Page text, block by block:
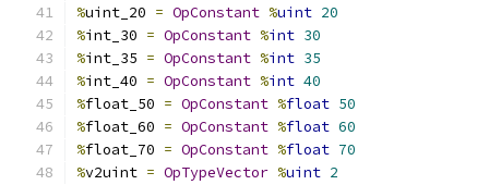
%uint_20 = OpConstant %uint 20
%int_30 = OpConstant %int 30
%int_35 = OpConstant %int 35
%int_40 = OpConstant %int 40
%float_50 = OpConstant %float 50
%float_60 = OpConstant %float 60
%float_70 = OpConstant %float 70
%v2uint = OpTypeVector %uint 2